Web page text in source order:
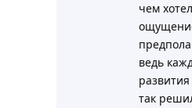
чем
ведь
так